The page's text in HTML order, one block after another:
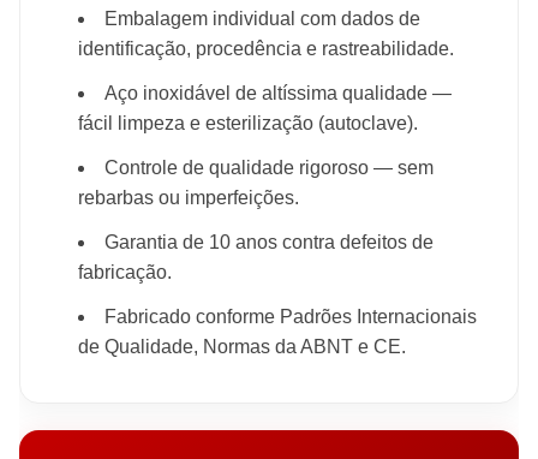
Embalagem individual com dados de
identificação, procedência e rastreabilidade.
Aço inoxidável de altíssima qualidade —
fácil limpeza e esterilização (autoclave).
Controle de qualidade rigoroso — sem
rebarbas ou imperfeições.
Garantia de 10 anos contra defeitos de
fabricação.
Fabricado conforme Padrões Internacionais
de Qualidade, Normas da ABNT e CE.